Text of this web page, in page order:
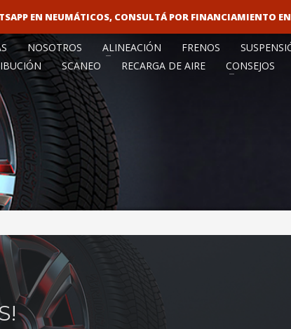
VENTA
NOSOTROS ALINEACIÓN FRENOS
SCANEO RECARGA DE AIRE CONSEJOS
EN NEUMÁTICOS, CONSULTÁ POR FINANCIAMIENTO